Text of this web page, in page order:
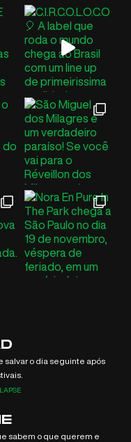
salvar o dia seguinte após
sabem o que querem e